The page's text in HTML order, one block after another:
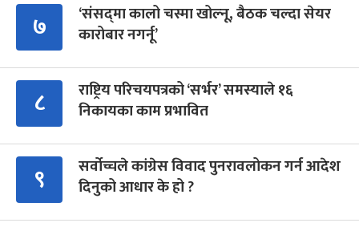
७
‘संसद्‍मा कालो चस्मा खोल्नू, बैठक चल्दा सेयर
कारोबार नगर्नू’
८
राष्ट्रिय परिचयपत्रको ‘सर्भर’ समस्याले १६
निकायका काम प्रभावित
९
सर्वोच्चले कांग्रेस विवाद पुनरावलोकन गर्न आदेश
दिनुको आधार के हो ?